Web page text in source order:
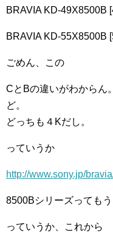
BRAVIA KD-
BRAVIA KD-
ごめん、この
CとBの違いがわからん
ど。
どっちも４Kだし。
っていうか
http://www.sony.jp/
8500Bシリーズっても
っていうか、これから